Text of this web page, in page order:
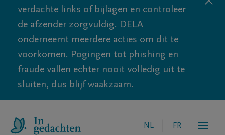
verdachte links of bijlagen en controleer
de afzender zorgvuldig. DELA
onderneemt meerdere acties om dit te
voorkomen. Pogingen tot phishing en
fraude vallen echter nooit volledig uit te
sluiten, dus blijf waakzaam.
NL FR